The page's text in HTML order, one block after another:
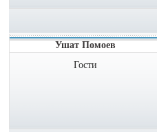
Ушат Помоев
Гости